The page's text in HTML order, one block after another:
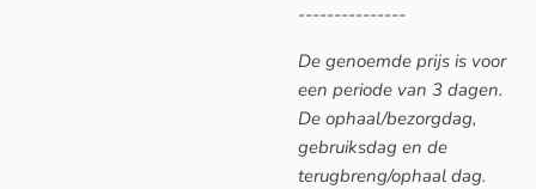
---------------
De genoemde prijs is voor
een periode van 3 dagen.
De ophaal/bezorgdag,
gebruiksdag en de
terugbreng/ophaal dag.